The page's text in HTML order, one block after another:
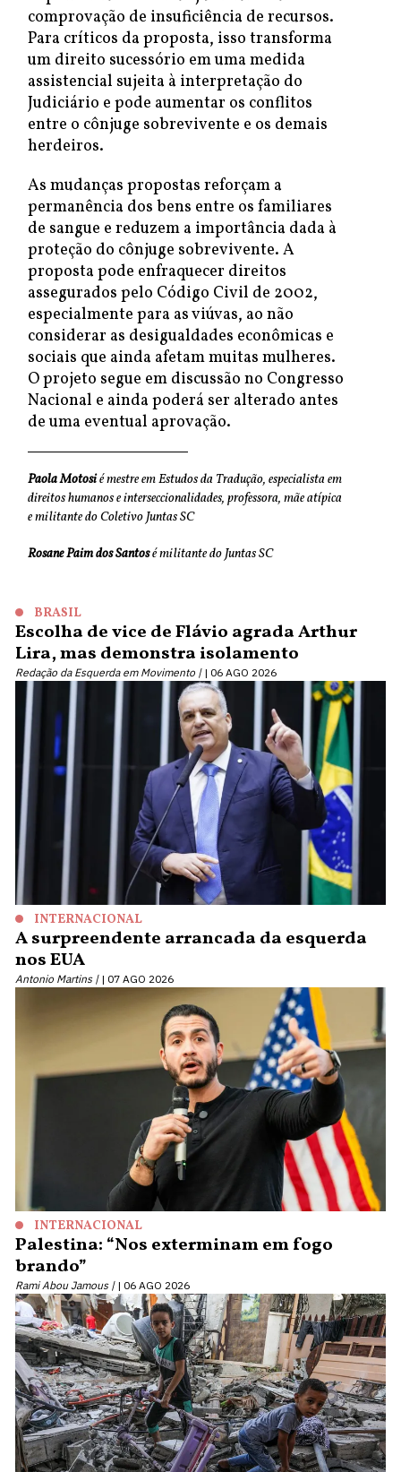
comprovação de insuficiência de recursos.
Para críticos da proposta, isso transforma
um direito sucessório em uma medida
assistencial sujeita à interpretação do
Judiciário e pode aumentar os conflitos
entre o cônjuge sobrevivente e os demais
herdeiros.
As mudanças propostas reforçam a
permanência dos bens entre os familiares
de sangue e reduzem a importância dada à
proteção do cônjuge sobrevivente. A
proposta pode enfraquecer direitos
assegurados pelo Código Civil de 2002,
especialmente para as viúvas, ao não
considerar as desigualdades econômicas e
sociais que ainda afetam muitas mulheres.
O projeto segue em discussão no Congresso
Nacional e ainda poderá ser alterado antes
de uma eventual aprovação.
Paola Motosié mestre em Estudos da Tradução, especialista em
direitos humanos e interseccionalidades, professora, mãe atípica
e militante do Coletivo Juntas SC
Rosane Paim dos Santosé militante do Juntas SC
BRASIL
Escolha de vice de Flávio agrada Arthur
Lira, mas demonstra isolamento
Redação da Esquerda em Movimento | 06 AGO 2026
INTERNACIONAL
A surpreendente arrancada da esquerda
nos EUA
Antonio Martins | 07 AGO 2026
INTERNACIONAL
Palestina: “Nos exterminam em fogo
brando”
Rami Abou Jamous | 06 AGO 2026